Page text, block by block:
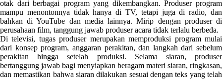
otak dari berbagai program yang dikembangkan. Produser program
mampu menontonnya tidak hanya di TV, tetapi juga di radio, dan
bahkan di YouTube dan media lainnya. Mirip dengan produser di
perusahaan film, tanggung jawab produser acara tidak terlalu berbeda.
Di televisi, tugas produser merupakan memproduksi program mulai
dari konsep program, anggaran perakitan, dan langkah dari sebelum
perakitan hingga setelah produksi. Selama siaran, produser
bertanggung jawab bagi menyiapkan beragam materi siaran, ringkasan,
dan memastikan bahwa siaran dilakukan sesuai dengan teks yang telah